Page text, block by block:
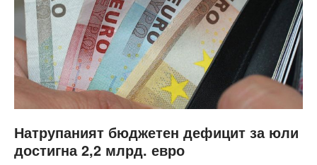
Натрупаният бюджетен дефицит за юли
достигна 2,2 млрд. евро